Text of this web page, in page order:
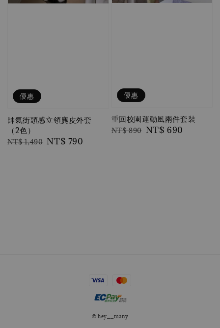
優惠
帥氣街頭感立領麂皮外套
（2色）
Regular
NT$ 1,490 Sale
NT$ 790
優惠
重回校園運動風兩件套裝
Regular
NT$ 890 Sale
NT$ 690
© hey__many